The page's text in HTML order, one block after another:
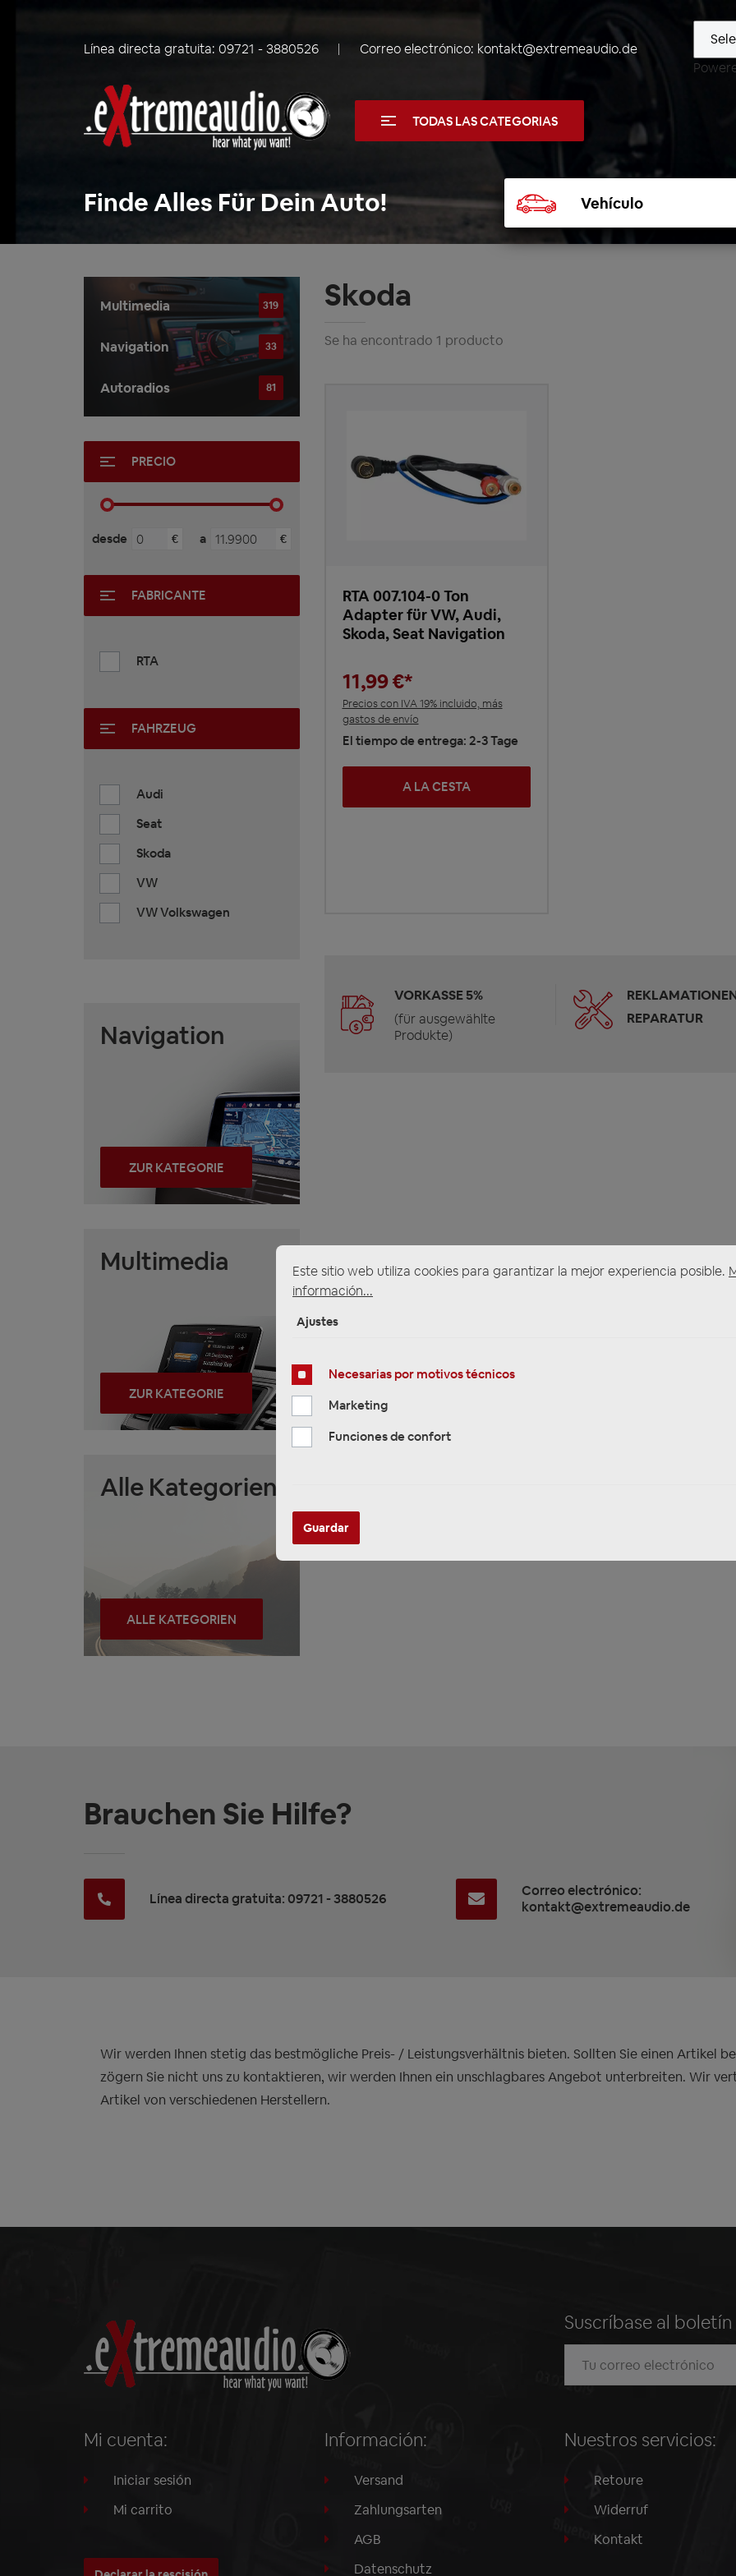
Línea directa gratuita: 09721 - 3880526 Correo electrónico: kontakt@extremeaudio.de
TODAS LAS CATEGORIAS
Finde Alles Für Dein Auto!
vehículo
Multimedia 319
Navigation 33
Autoradios 81
PRECIO
desde € a €
FABRICANTE
RTA
FAHRZEUG
Audi
Seat
Skoda
VW
VW Volkswagen
Navigation
ZUR KATEGORIE
Multimedia
ZUR KATEGORIE
Alle Kategorien
ALLE KATEGORIEN
Skoda
Se ha encontrado 1 producto
RTA 007.104-0 Ton
Adapter für VW, Audi,
Skoda, Seat Navigation
11,99 €*
Precios con IVA 19% incluido, más
gastos de envío
El tiempo de entrega: 2-3 Tage
A LA CESTA
VORKASSE 5%
(für ausgewählte
Produkte)
REPARATUR
Brauchen Sie Hilfe?
Línea directa gratuita: 09721 - 3880526
Correo electrónico:
kontakt@extremeaudio.de
Wir werden Ihnen stetig das bestmögliche Preis- / Leistungsverhältnis bieten. Sollten Sie einen Artikel
zögern Sie nicht uns zu kontaktieren, wir werden Ihnen ein unschlagbares Angebot unterbreiten. Wir
Artikel von verschiedenen Herstellern.
Suscríbase al
Mi cuenta:
Iniciar sesión
Mi carrito
Información:
Versand
Zahlungsarten
AGB
Datenschutz
Nuestros servicios:
Retoure
Widerruf
Kontakt
Este sitio web utiliza cookies para garantizar la mejor experiencia posible.
información...
Ajustes
Necesarias por motivos técnicos
Marketing
Funciones de confort
Guardar